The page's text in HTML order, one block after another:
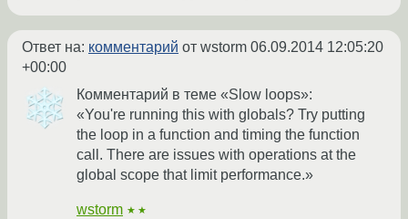
Ответ на: комментарий от wstorm 06.09.2014 12:05:20
+00:00
Комментарий в теме «Slow loops»:
«You're running this with globals? Try putting
the loop in a function and timing the function
call. There are issues with operations at the
global scope that limit performance.»
wstorm ★★